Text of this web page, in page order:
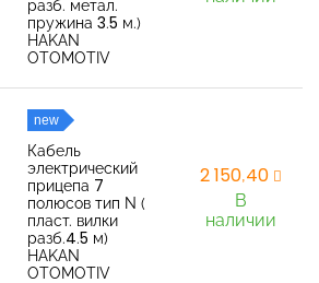
разб. метал.
пружина 3.5 м.)
HAKAN
OTOMOTIV
new
Кабель
электрический
прицепа 7
полюсов тип N (
пласт. вилки
разб.4.5 м)
HAKAN
OTOMOTIV
2 150,40
В
наличии